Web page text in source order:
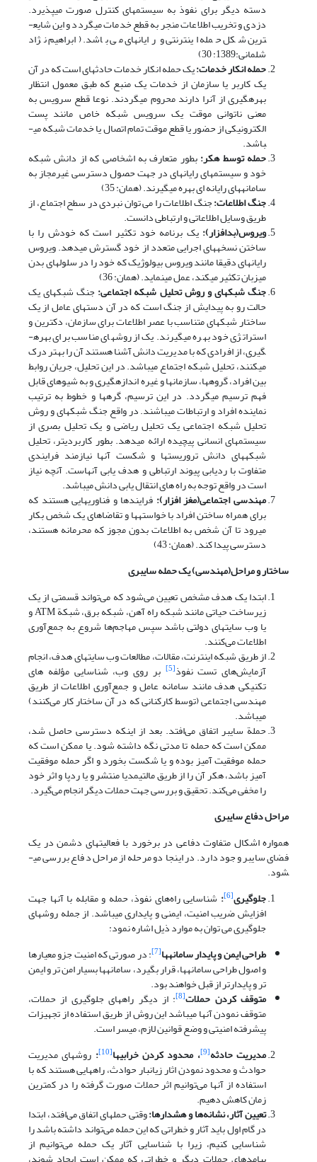
دسته دیگر برای نفوذ به سیستم­های کنترل صورت می­پذیرد.
دزدی و تخریب اطلاعات منجر به قطع خدمات می­گردد و این شایع­
ترین شکل حمله اینترنتی و رایانه­ای می باشد. (ابراهیم نژاد
شلمانی:1389: 30)
حمله انکار خدمات:یک حمله انکار خدمات حادثه­ای است که در آن
یک کاربر یا سازمان از خدمات یک منبع که طبق معمول انتظار
بهره­گیری از آنرا دارند محروم می­گردند. نوعا قطع سرویس به
معنی ناتوانی موقت یک سرویس شبکه خاص مانند پست
الکترونیکی از حضور یا قطع موقت تمام اتصال یا خدمات شبکه می­
باشد.
حمله توسط هکر:بطور متعارف به اشخاصی که از دانش شبکه
خود و سیستم­های رایانه­ای در جهت حصول دسترسی غیرمجاز به
سامانه­های رایانه ای بهره می­گیرند. (همان: 35)
جنگ اطلاعات:جنگ اطلاعات را می توان نبردی در سطح اجتماع، از
طریق وسایل اطلاعاتی و ارتباطی دانست.
ویروس(بدافزار):یک برنامه خود تکثیر است که خودش را با
ساختن نسخه­های اجرایی متعدد از خود گسترش می­دهد. ویروس
رایانه­ای دقیقا مانند ویروس بیولوژیک که خود را در سلول­های بدن
میزبان تکثیر می­کند، عمل­ می­نماید. (همان: 36)
جنگ شبکه­ای و روش تحلیل شبکه اجتماعی: جنگ شبکه­ای یک
حالت رو به پیدایش از جنگ است که در آن دست­های عامل از یک
ساختار شبکه­ای متناسب با عصر اطلاعات برای سازمان، دکترین و
استراتژی خود بهره می­گیرند. یک از روش­های مناسب برای بهره­
گیری، از افرادی که با مدیریت دانش آشنا هستند آن را بهتر درک
می­کنند، تحلیل شبکه اجتماع می­باشد. در این تحلیل، جریان روابط
بین افراد، گروه­ها، سازمان­ها و غیره اندازه­گیری و به شیوه­ای قابل
فهم ترسیم می­گردد. در این ترسیم، گره­ها و خطوط به ترتیب
نماینده افراد و ارتباطات می­باشند. در واقع جنگ شبکه­ای و روش
تحلیل شبکه اجتماعی یک تحلیل ریاضی و یک تحلیل بصری از
سیستم­های انسانی پیچیده ارائه می­دهد. بطور کاربردی­تر، تحلیل
شبکه­های دانش تروریست­ها و شکست آنها نیازمند فرایندی
متفاوت با ردیابی پیوند ارتباطی و هدف یابی آنهاست. آنچه نیاز
است در واقع توجه به راه های انتقال یابی دانش می­باشد.
مهندسی اجتماعی(مغز افزار): فرایندها و فناوری­هایی هستند که
برای همراه ساختن افراد با خواسته­ها و تقاضاهای یک شخص بکار
می­رود تا آن شخص به اطلاعات بدون مجوز که محرمانه هستند،
دسترسی پیدا کند. (همان: 43)
ساختار و مراحل(مهندسی) یک حملهسایبری
ابتدا یک هدف مشخص تعیین می‌شود که می‌تواند قسمتی از یک
زیرساخت حیاتی مانند شبکه راه ‌آهن، شبکه برق، شبکة ATM و
یا وب سایت­های دولتی باشد سپس مهاجم‌ها شروع به جمع‌آوری
اطلاعات می‌کنند.
از طریق شبکه اینترنت، مقالات، مطالعات وب سایت­های هدف، انجام
آزمایش‌های تست نفوذ[5] بر روی وب، شناسایی مؤلفه های
تکنیکی هدف مانند سامانه عامل و جمع‌آوری اطلاعات از طریق
مهندسی اجتماعی (توسط کارکنانی که در آن ساختار کار می‌کنند)
می­باشد.
حملة سایبر اتفاق می‌افتد. بعد از اینکه دسترسی حاصل شد،
ممکن است که حمله تا مدتی نگه داشته شود. یا ممکن است که
حمله موفقیت آمیز بوده و یا شکست بخورد و اگر حمله موفقیت
آمیز باشد، هکر آن را از طریق مالتی­مدیا منتشر و یا ردپا و اثر خود
را مخفی می‌کند. تحقیق و بررسی جهت حملات دیگر انجام می‌گیرد.
مراحل دفاعسایبری
همواره اشکال متفاوت دفاعی در برخورد با فعالیت­های دشمن در یک
فضای سایبر وجود دارد. در اینجا دو مرحله از مراحل دفاع بررسی می­
شود.
جلوگیری[6]
: شناسایی راه‌های نفوذ، حمله و مقابله با آنها جهت
افزایش ضریب امنیت، ایمنی و پایداری می­باشد. از جمله روش­های
جلوگیری می توان به موارد ذیل اشاره نمود:
طراحی ایمن و پایدار سامانه­ها[7] : در صورتی که امنیت جزو معیارها
و اصول طراحی سامانه­ها، قرار بگیرد، سامانه­ها بسیار امن تر و ایمن
تر و پایدارتر از قبل خواهند بود.
متوقف کردن حملات[8] : از دیگر راه­های جلوگیری از حملات،
متوقف نمودن آنها می­باشد این روش از طریق استفاده از تجهیزات
پیشرفته امنیتی و وضع قوانین لازم، میسر است.
مدیریت حادثه[9] ، محدود کردن خرابی­ها[10]
: روش­های مدیریت
حوادث و محدود نمودن اثار زیانبار حوادث، راه­هایی هستند که با
استفاده از آنها می‌توانیم اثر حملات صورت گرفته را در کمترین
زمان کاهش دهیم.
تعیین آثار، نشانه‌ها و هشدارها:وقتی حمله­ای اتفاق می‌افتد، ابتدا
در گام اول باید آثار و خطراتی که این حمله می‌تواند داشته باشد را
شناسایی کنیم، زیرا با شناسایی آثار یک حمله می‌توانیم از